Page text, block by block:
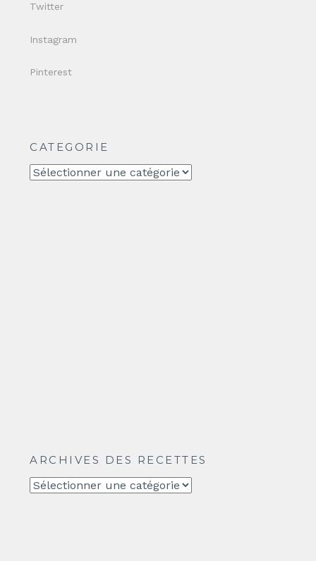
Twitter
Instagram
Pinterest
CATEGORIE
CATEGORIE
ARCHIVES DES RECETTES
Archives